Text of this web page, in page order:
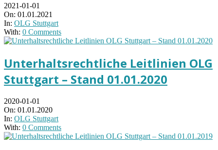
2021-01-01
On: 01.01.2021
In: OLG Stuttgart
With: 0 Comments
Unterhaltsrechtliche Leitlinien OLG
Stuttgart – Stand 01.01.2020
2020-01-01
On: 01.01.2020
In: OLG Stuttgart
With: 0 Comments